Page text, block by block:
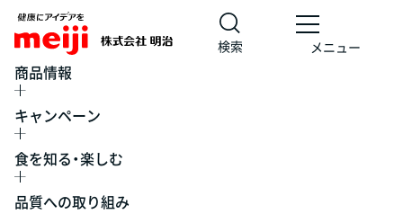
検索 メニュー
商品情報
キャンペーン
食を知る・楽しむ
品質への取り組み